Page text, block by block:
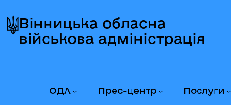
до
головного
до
головного
вмісту
до
головного
колонтитула
Вінницька обласна
військова адміністрація
ОДА Прес-центр Послуги